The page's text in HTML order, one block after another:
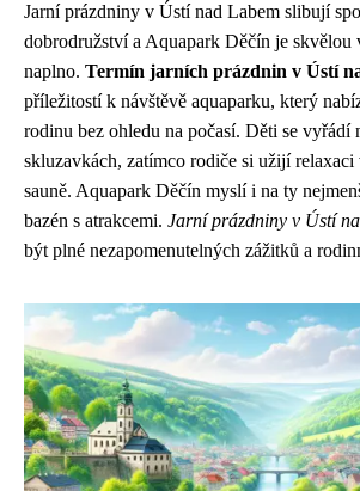
Jarní prázdniny v Ústí nad Labem slibují
dobrodružství a Aquapark Děčín je skvělou
naplno. Termín jarních prázdnin v Ústí
příležitostí k návštěvě aquaparku, který
rodinu bez ohledu na počasí. Děti se vyřádí
skluzavkách, zatímco rodiče si užijí
sauně. Aquapark Děčín myslí i na ty
bazén s atrakcemi. Jarní prázdniny v Ústí
být plné nezapomenutelných zážitků a